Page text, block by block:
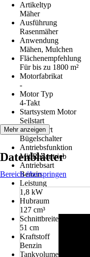
Artikeltyp
Mäher
Ausführung
Rasenmäher
Anwendung
Mähen, Mulchen
Flächenempfehlung
Für bis zu 1800 m²
Motorfabrikat
-
Motor Typ
4-Takt
Startsystem Motor
Seilstart
Schalterart
Bügelschalter
Antriebsfunktion
Mit Radantrieb
Antriebsart
Benzin
Leistung
1,8 kW
Hubraum
127 cm³
Schnittbreite
51 cm
Kraftstoff
Benzin
Tankvolumen
Mehr anzeigen
Datenblätter
Bereich überspringen